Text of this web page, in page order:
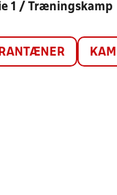
1 / Træningskamp